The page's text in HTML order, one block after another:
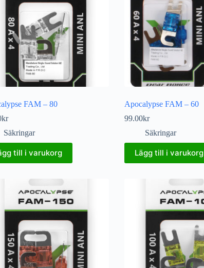
FAM – 80
kr
Säkringar
till i varukorg
Apocalypse FAM – 60
99.00kr
Säkringar
Lägg till i varukorg